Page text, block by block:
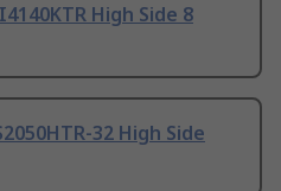
High Side 8
32 High Side